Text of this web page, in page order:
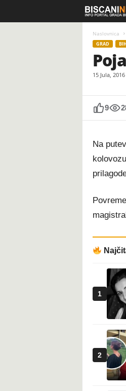
Naslovnica
GRAD
15 Jula, 2016
9
Na
1
2